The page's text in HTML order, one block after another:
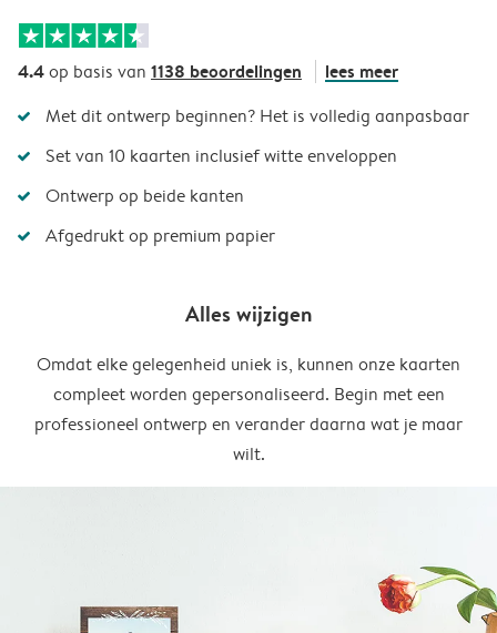
4.4op basis van 1138 beoordelingen lees meer
Met dit ontwerp beginnen? Het is volledig aanpasbaar
Set van 10 kaarten inclusief witte enveloppen
Ontwerp op beide kanten
Afgedrukt op premium papier
Alles wijzigen
Omdat elke gelegenheid uniek is, kunnen onze kaarten
compleet worden gepersonaliseerd. Begin met een
professioneel ontwerp en verander daarna wat je maar
wilt.